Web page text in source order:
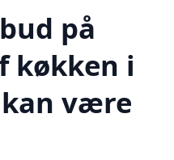
på
køkken i
være